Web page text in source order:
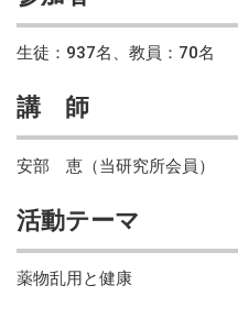
生徒：937名、教員：70名
講 師
安部 恵（当研究所会員）
活動テーマ
薬物乱用と健康